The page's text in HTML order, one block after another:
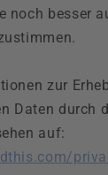
noch besser
zur
Daten durch
auf: